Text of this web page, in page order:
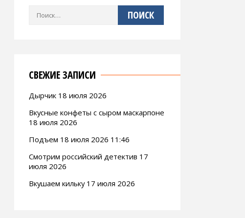
СВЕЖИЕ ЗАПИСИ
Дырчик 18 июля 2026
Вкусные конфеты с сыром маскарпоне
18 июля 2026
Подъем 18 июля 2026 11:46
Смотрим российский детектив 17
июля 2026
Вкушаем кильку 17 июля 2026